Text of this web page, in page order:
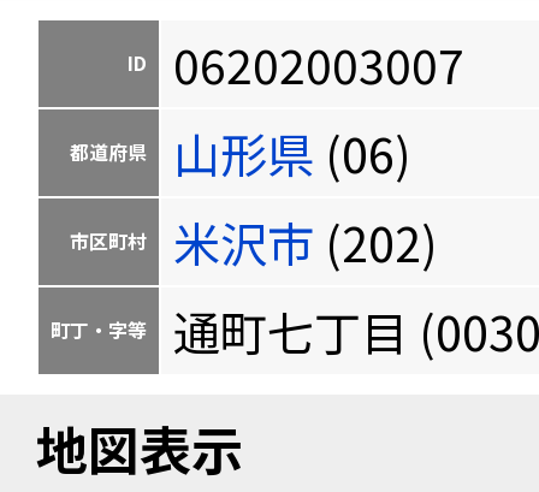
ID 06202003007
都道府県 山形県 (06)
市区町村 米沢市 (202)
町丁・字等 通町七丁目
地図表示